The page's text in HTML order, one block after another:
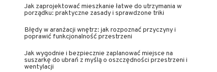
Jak zaprojektować mieszkanie łatwe do utrzymania w
porządku: praktyczne zasady i sprawdzone triki
Błędy w aranżacji wnętrz: jak rozpoznać przyczyny i
poprawić funkcjonalność przestrzeni
Jak wygodnie i bezpiecznie zaplanować miejsce na
suszarkę do ubrań z myślą o oszczędności przestrzeni i
wentylacji